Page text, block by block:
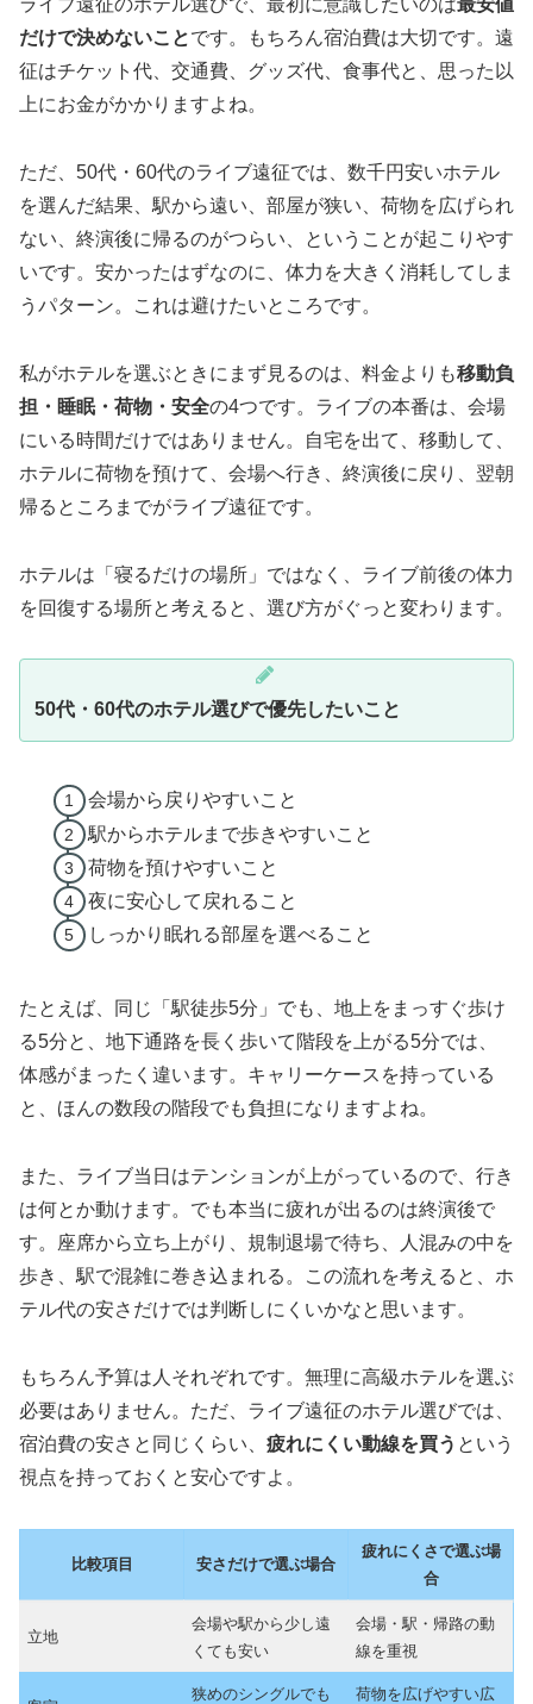
ライブ遠征のホテル選びで、最初に意識したいのは最安値
だけで決めないことです。もちろん宿泊費は大切です。遠
征はチケット代、交通費、グッズ代、食事代と、思った以
上にお金がかかりますよね。
ただ、50代・60代のライブ遠征では、数千円安いホテル
を選んだ結果、駅から遠い、部屋が狭い、荷物を広げられ
ない、終演後に帰るのがつらい、ということが起こりやす
いです。安かったはずなのに、体力を大きく消耗してしま
うパターン。これは避けたいところです。
私がホテルを選ぶときにまず見るのは、料金よりも移動負
担・睡眠・荷物・安全の4つです。ライブの本番は、会場
にいる時間だけではありません。自宅を出て、移動して、
ホテルに荷物を預けて、会場へ行き、終演後に戻り、翌朝
帰るところまでがライブ遠征です。
ホテルは「寝るだけの場所」ではなく、ライブ前後の体力
を回復する場所と考えると、選び方がぐっと変わります。
50代・60代のホテル選びで優先したいこと
会場から戻りやすいこと
駅からホテルまで歩きやすいこと
荷物を預けやすいこと
夜に安心して戻れること
しっかり眠れる部屋を選べること
たとえば、同じ「駅徒歩5分」でも、地上をまっすぐ歩け
る5分と、地下通路を長く歩いて階段を上がる5分では、
体感がまったく違います。キャリーケースを持っている
と、ほんの数段の階段でも負担になりますよね。
また、ライブ当日はテンションが上がっているので、行き
は何とか動けます。でも本当に疲れが出るのは終演後で
す。座席から立ち上がり、規制退場で待ち、人混みの中を
歩き、駅で混雑に巻き込まれる。この流れを考えると、ホ
テル代の安さだけでは判断しにくいかなと思います。
もちろん予算は人それぞれです。無理に高級ホテルを選ぶ
必要はありません。ただ、ライブ遠征のホテル選びでは、
宿泊費の安さと同じくらい、 疲れにくい動線を買う という
視点を持っておくと安心ですよ。
比較項目 安さだけで選ぶ場合
疲れにくさで選ぶ場
合
立地
会場や駅から少し遠
くても安い
会場・駅・帰路の動
線を重視
狭めのシングルでも
荷物を広げやすい広